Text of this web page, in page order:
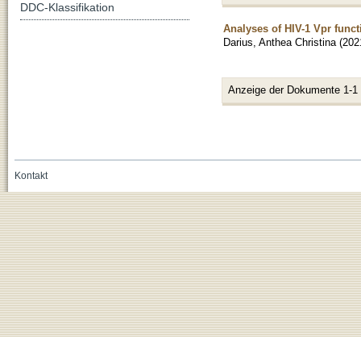
Analyses of HIV-1 Vpr
Darius, Anthea Christina (
Anzeige der Dokumente 1-1
DDC-Klassifikation
Kontakt